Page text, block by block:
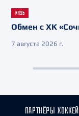
КЛУБ
Обмен с ХК
7 августа 2026 г.
ПАРТНЁРЫ